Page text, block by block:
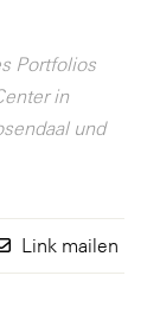
Portfolios
in
und
Link mailen